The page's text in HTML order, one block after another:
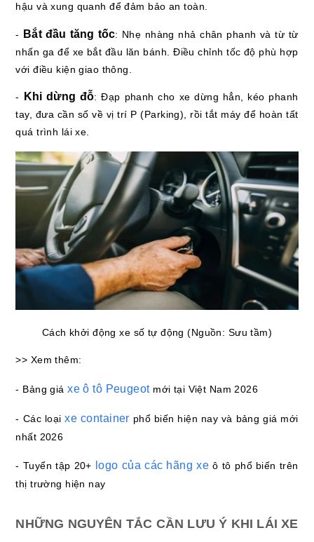
hậu và xung quanh để đảm bảo an toàn.
- Bắt đầu tăng tốc: Nhẹ nhàng nhả chân phanh và từ từ
nhấn ga để xe bắt đầu lăn bánh. Điều chỉnh tốc độ phù hợp
với điều kiện giao thông.
- Khi dừng đỗ: Đạp phanh cho xe dừng hẳn, kéo phanh
tay, đưa cần số về vị trí P (Parking), rồi tắt máy để hoàn tất
quá trình lái xe.
Cách khởi động xe số tự động (Nguồn: Sưu tầm)
>> Xem thêm:
- Bảng giá xe ô tô Peugeotmới tại Việt Nam 2026
- Các loại xe container phổ biến hiện nay và bảng giá mới
nhất 2026
- Tuyển tập 20+ logo của các hãng xe ô tô phổ biến trên
thị trường hiện nay
NHỮNG NGUYÊN TẮC CẦN LƯU Ý KHI LÁI XE